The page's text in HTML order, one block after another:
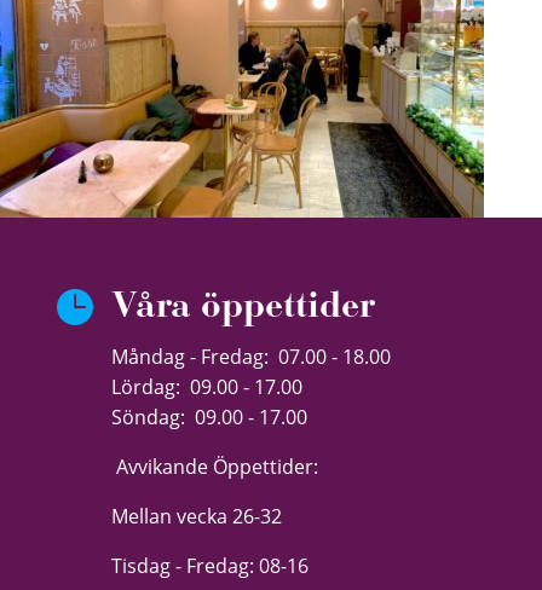
 Våra öppettider
Måndag - Fredag: 07.00 - 18.00
Lördag: 09.00 - 17.00
Söndag: 09.00 - 17.00
Avvikande Öppettider:
Mellan vecka 26-32
Tisdag - Fredag: 08-16